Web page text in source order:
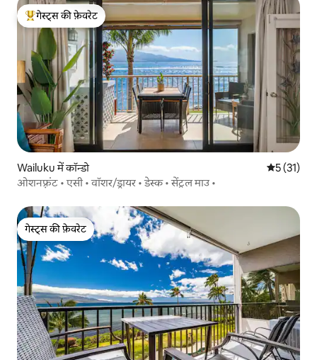
गेस्ट्स का टॉप फ़ेवरेट
गेस्ट्स की फ़ेवरेट
Wailuku में कॉन्डो औसत रेटिंग
5 (31)
ओशनफ़्रंट • एसी • वॉशर/ड्रायर • डेस्क • सेंट्रल माउ •
गेस्ट्स की फ़ेवरेट
गेस्ट्स की फ़ेवरेट